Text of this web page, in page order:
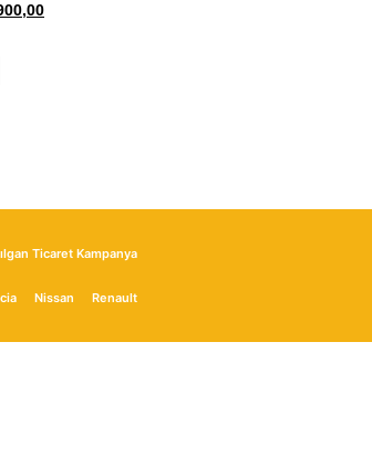
Ticaret Kampanya
Nissan Renault